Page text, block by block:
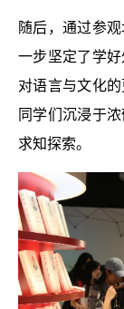
随后，通过参
一步坚定了学
对语言与文化
同学们沉浸于
求知探索。